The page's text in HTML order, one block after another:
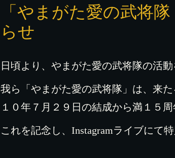
「やまがた愛の武将
らせ
日頃より、やまがた愛の武将隊の活
我ら「やまがた愛の武将隊」は、来
１０年７月２９日の結成から満１５
これを記念し、Instagramライブにて